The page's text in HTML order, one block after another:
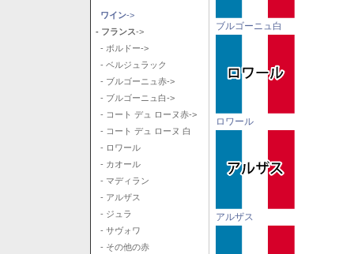
ワイン->
- フランス->
- ボルドー->
- ベルジュラック
- ブルゴーニュ赤->
- ブルゴーニュ白->
- コート デュ ローヌ赤->
- コート デュ ローヌ 白
- ロワール
- カオール
- マディラン
- アルザス
- ジュラ
- サヴォワ
- その他の赤
ブルゴーニュ白
ロワール
アルザス